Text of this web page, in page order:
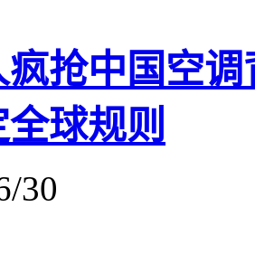
疯抢中国空
球规则
30